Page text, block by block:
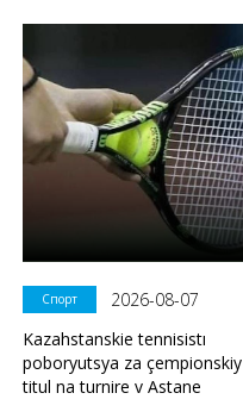
Спорт
2026-08-07
Kazahstanskie tennisistı
poboryutsya za çempionskiy
titul na turnire v Astane